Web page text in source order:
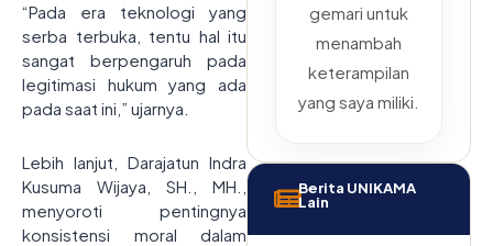
“Pada era teknologi yang
serba terbuka, tentu hal itu
sangat berpengaruh pada
legitimasi hukum yang ada
pada saat ini,” ujarnya.
Lebih lanjut, Darajatun Indra
Kusuma Wijaya, SH., MH.,
menyoroti pentingnya
konsistensi moral dalam
gemari untuk
menambah
keterampilan
yang saya miliki.
Berita UNIKAMA
Lain